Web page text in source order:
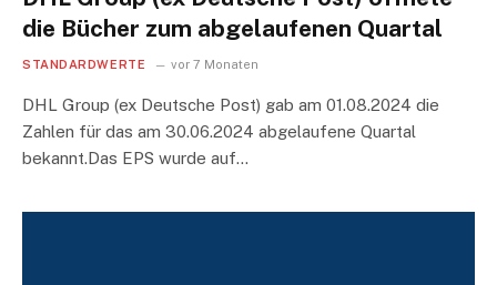
die Bücher zum abgelaufenen Quartal
STANDARDWERTE vor 7 Monaten
DHL Group (ex Deutsche Post) gab am 01.08.2024 die
Zahlen für das am 30.06.2024 abgelaufene Quartal
bekannt.Das EPS wurde auf…